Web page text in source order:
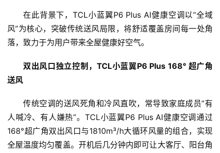
在此背景下，TCL小蓝翼P6 Plus AI健康空调以“全域
风”为核心，突破传统送风局限，将舒适覆盖房间每一处角
落，致力于为用户带来全屋健康好空气。
双出风口独立控制，TCL小蓝翼P6 Plus 168° 超广角
送风
传统空调的送风死角和冷风直吹，常导致家庭成员“有
人喊冷、有人嫌热”。TCL小蓝翼P6 Plus AI健康空调通过
168°超广角双出风口与1810m³/h大循环风量的组合，实现
全屋温度均匀覆盖。开机后几分钟内即可让大客厅、阳台角